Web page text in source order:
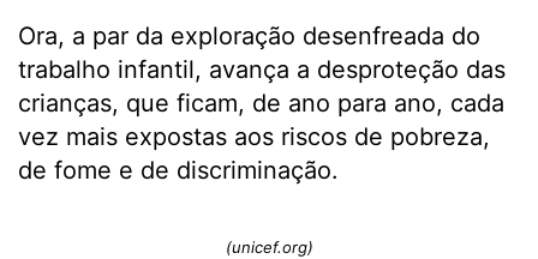
Ora, a par da exploração desenfreada do
trabalho infantil, avança a desproteção das
crianças, que ficam, de ano para ano, cada
vez mais expostas aos riscos de pobreza,
de fome e de discriminação.
(unicef.org)